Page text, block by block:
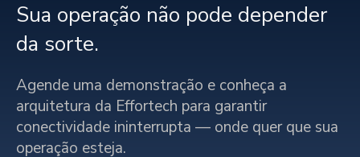
Sua operação não pode depender
da sorte.
Agende uma demonstração e conheça a
arquitetura da Effortech para garantir
conectividade ininterrupta — onde quer que sua
operação esteja.